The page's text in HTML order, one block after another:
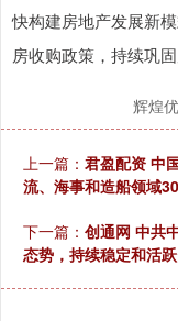
快构建房地产发展新
房收购政策，持续巩
辉煌
上一篇： 君盈配资 中
流、海事和造船领域
下一篇： 创通网 中共
态势，持续稳定和活